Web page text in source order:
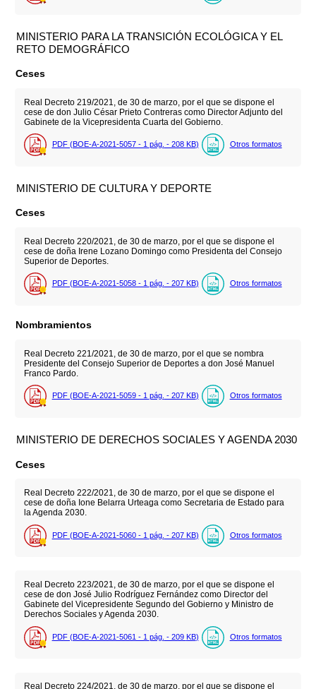
MINISTERIO PARA LA TRANSICIÓN ECOLÓGICA Y EL
RETO DEMOGRÁFICO
Ceses
Real Decreto 219/2021, de 30 de marzo, por el que se dispone el
cese de don Julio César Prieto Contreras como Director Adjunto del
Gabinete de la Vicepresidenta Cuarta del Gobierno.
PDF (BOE-A-2021-5057 - 1 pág. - 208 KB) Otros formatos
MINISTERIO DE CULTURA Y DEPORTE
Ceses
Real Decreto 220/2021, de 30 de marzo, por el que se dispone el
cese de doña Irene Lozano Domingo como Presidenta del Consejo
Superior de Deportes.
PDF (BOE-A-2021-5058 - 1 pág. - 207 KB) Otros formatos
Nombramientos
Real Decreto 221/2021, de 30 de marzo, por el que se nombra
Presidente del Consejo Superior de Deportes a don José Manuel
Franco Pardo.
PDF (BOE-A-2021-5059 - 1 pág. - 207 KB) Otros formatos
MINISTERIO DE DERECHOS SOCIALES Y AGENDA 2030
Ceses
Real Decreto 222/2021, de 30 de marzo, por el que se dispone el
cese de doña Ione Belarra Urteaga como Secretaria de Estado para
la Agenda 2030.
PDF (BOE-A-2021-5060 - 1 pág. - 207 KB) Otros formatos
Real Decreto 223/2021, de 30 de marzo, por el que se dispone el
cese de don José Julio Rodríguez Fernández como Director del
Gabinete del Vicepresidente Segundo del Gobierno y Ministro de
Derechos Sociales y Agenda 2030.
PDF (BOE-A-2021-5061 - 1 pág. - 209 KB) Otros formatos
Real Decreto 224/2021, de 30 de marzo, por el que se dispone el